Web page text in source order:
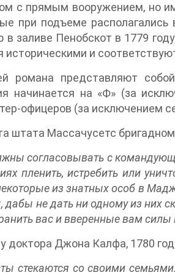
с прямым вооружением, но
при подъеме
заливе Пенобскот в 1779
историческими и
романа представляют
начинается на «Ф» (за
офицеров (за исключением
штата Массачусетс
согласовывать с
пленить, истребить или
из знатных особ в
дабы не дать ни одному из них
вас и вверенные вам
доктора Джона Калфа, 1780
стекаются со своими